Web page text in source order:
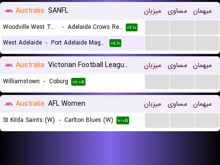
Australia SANFL میزبان مساوی میهمان
Woodville West Torrens Eagles - Adelaide Crows Reserves ۰۷:۱۰
West Adelaide - Port Adelaide Magpies ۰۸:۱۰
Australia Victorian Football League (VFL) میزبان مساوی میهمان
Williamstown - Coburg ۰۸:۰۵
Australia AFL Women میزبان مساوی میهمان
St Kilda Saints (W) - Carlton Blues (W) ۱۰:۰۵